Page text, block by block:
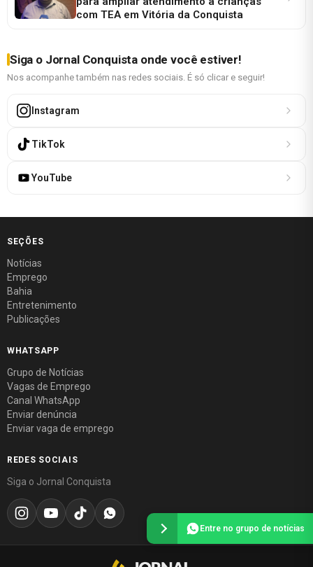
com TEA em Vitória da Conquista
Siga o Jornal Conquista onde você estiver!
Nos acompanhe também nas redes sociais. É só clicar e seguir!
Instagram
TikTok
YouTube
SEÇÕES
Notícias
Emprego
Bahia
Entretenimento
Publicações
WHATSAPP
Grupo de Notícias
Vagas de Emprego
Canal WhatsApp
Enviar denúncia
Enviar vaga de emprego
REDES SOCIAIS
Siga o Jornal Conquista
Entre no grupo de notícias